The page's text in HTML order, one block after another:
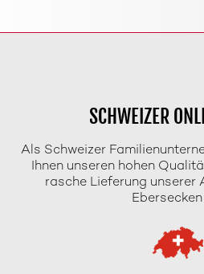
SCHWEIZER
Als Schweizer
Ihnen unseren hohen
rasche Lieferung unserer
Ebersecken